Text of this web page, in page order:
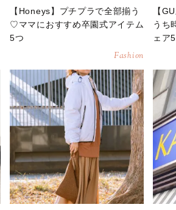
【Honeys】プチプラで全部揃う
♡ママにおすすめ卒園式アイテム
5つ
Fashion
【
うち
ェア